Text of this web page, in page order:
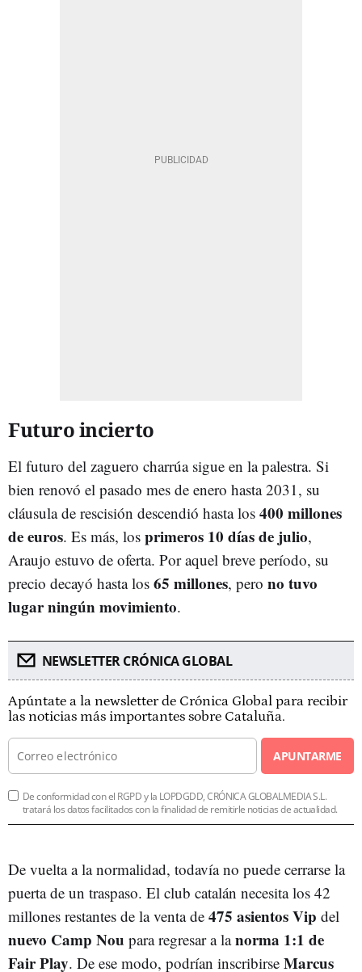
Futuro incierto
El futuro del zaguero charrúa sigue en la palestra. Si
bien renovó el pasado mes de enero hasta 2031, su
cláusula de rescisión descendió hasta los 400 millones
de euros. Es más, los primeros 10 días de julio,
Araujo estuvo de oferta. Por aquel breve período, su
precio decayó hasta los 65 millones, pero no tuvo
lugar ningún movimiento.
NEWSLETTER CRÓNICA GLOBAL
Apúntate a la newsletter de Crónica Global para recibir
las noticias más importantes sobre Cataluña.
APUNTARME
De conformidad con el RGPD y la LOPDGDD, CRÓNICA GLOBALMEDIA S.L.
tratará los datos facilitados con la finalidad de remitirle noticias de actualidad.
De vuelta a la normalidad, todavía no puede cerrarse la
puerta de un traspaso. El club catalán necesita los 42
millones restantes de la venta de 475 asientos Vip del
nuevo Camp Nou para regresar a lanorma 1:1 de
Fair Play. De ese modo, podrían inscribirse Marcus